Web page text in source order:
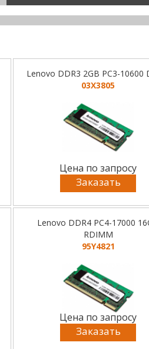
Lenovo DDR3 2GB PC3-10600
03X3805
Цена по запросу
Заказать
Lenovo DDR4 PC4-17000
RDIMM
95Y4821
Цена по запросу
Заказать